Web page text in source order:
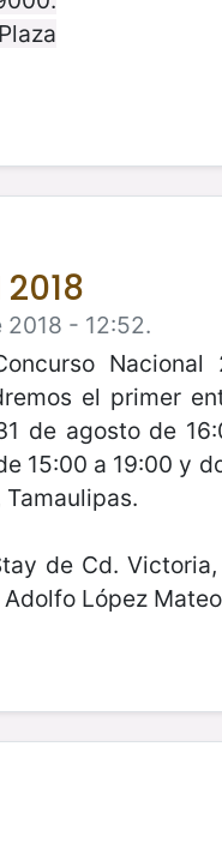
- 12:52.
Nacional
el primer
de agosto de
15:00 a 19:00 y
de Cd.
López